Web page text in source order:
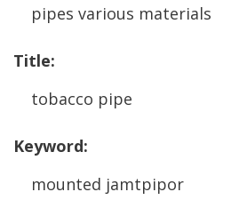
pipes various materials
Title:
tobacco pipe
Keyword:
mounted jamtpipor